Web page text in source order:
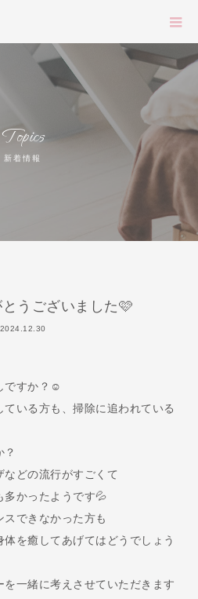
Topics
新着情報
うございました🩷
2024.12.30
ですか？☺️
いる方も、掃除に追われている
？
どの流行がすごくて
かったようです💦
できなかった方も
を癒してあげてはどうでしょう
一緒に考えさせていただきます